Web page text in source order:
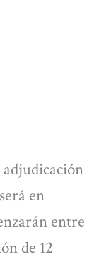
en
entre
de 12